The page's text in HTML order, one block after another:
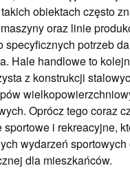
obiektach często
oraz linie
specyficznych potrzeb
Hale handlowe to
z konstrukcji
Oprócz tego coraz
i rekreacyjne,
wydarzeń sportowych
dla mieszkańców.